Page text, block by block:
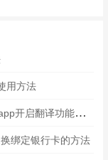
用方法
阿里卖家app怎么开启翻译功能？阿里卖家app开启翻译功能的方法
绑定银行卡的方法